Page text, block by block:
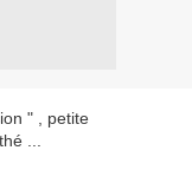
" , petite
...